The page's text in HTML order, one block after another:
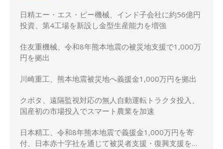
日精エー・エス・ビー機械、インド子会社に約56億円
投資、第4工場を新設し金型生産能力を増強
住友重機械、令和8年熊本地震の被災地支援で1,000万
円を拠出
川崎重工、熊本地震被災地へ義援金1,000万円を拠出
クボタ、遠隔監視対応の無人自動運転トラクタ投入、
国産初の市場投入でスマート農業を加速
日本精工、令和8年熊本地震で義援金1,000万円を寄
付、日本赤十字社を通じて被災者支援・復興支援を実